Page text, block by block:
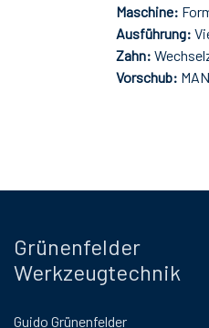
Maschine:
Ausführung:
Zahn:
Vorschub:
Grünenfelder
Werkzeugtechnik
Guido Grünenfelder